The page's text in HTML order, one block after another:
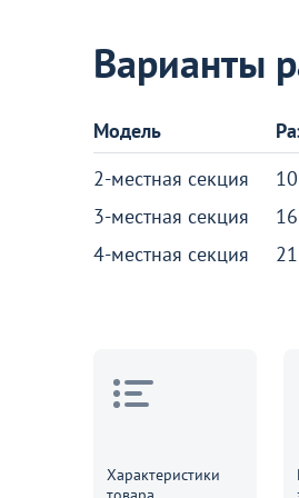
Варианты
Модель
2-местная секция
3-местная секция
4-местная секция
Характеристики